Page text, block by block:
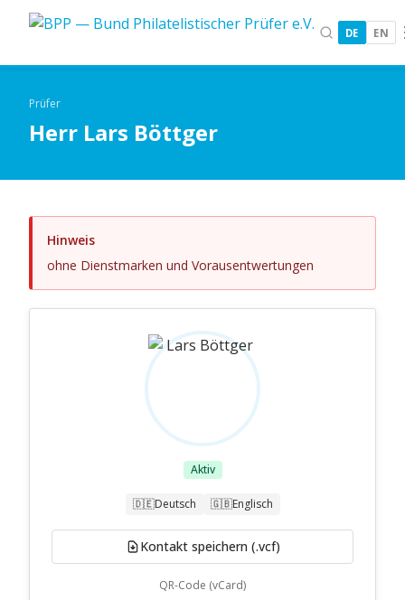
DE EN
Prüfer
Herr Lars Böttger
Hinweis
ohne Dienstmarken und Vorausentwertungen
Aktiv
🇩🇪Deutsch 🇬🇧Englisch
Kontakt speichern (.vcf)
QR-Code (vCard)